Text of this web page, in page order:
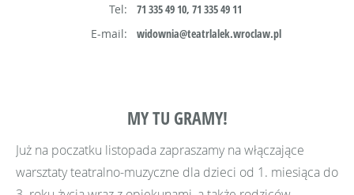
Tel:
71 335 49 10, 71 335 49 11
E-mail:
widownia@teatrlalek.wroclaw.pl
MY TU GRAMY!
Już na poczatku listopada zapraszamy na włączające
warsztaty teatralno-muzyczne dla dzieci od 1. miesiąca do